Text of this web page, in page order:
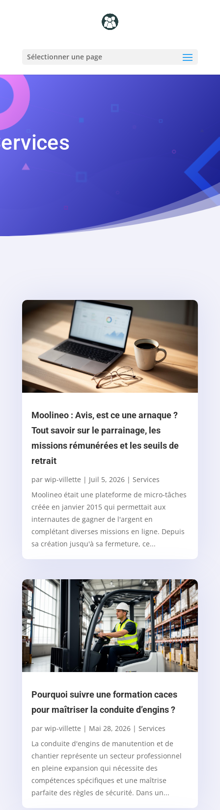
Sélectionner une page
Moolineo : Avis, est ce une arnaque ?
Tout savoir sur le parrainage, les
missions rémunérées et les seuils de
retrait
par wip-villette | Juil 5, 2026| Services
Moolineo était une plateforme de micro-tâches
créée en janvier 2015 qui permettait aux
internautes de gagner de l'argent en
complétant diverses missions en ligne. Depuis
sa création jusqu'à sa fermeture, ce...
Pourquoi suivre une formation caces
pour maîtriser la conduite d’engins ?
par wip-villette | Mai 28, 2026| Services
La conduite d'engins de manutention et de
chantier représente un secteur professionnel
en pleine expansion qui nécessite des
compétences spécifiques et une maîtrise
parfaite des règles de sécurité. Dans un...